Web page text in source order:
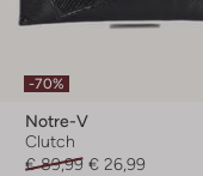
-70%
Notre-V
Clutch
€ 89,99 € 26,99